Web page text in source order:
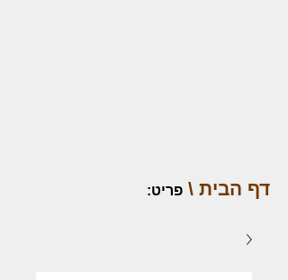
דף הבית \ פריט: